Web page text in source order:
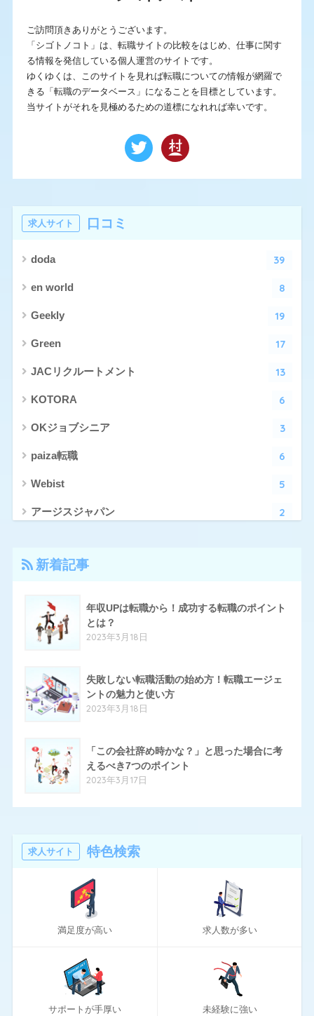
ご訪問頂きありがとうございます。
「シゴトノコト」は、転職サイトの比較をはじめ、仕事に関す
る情報を発信している個人運営のサイトです。
ゆくゆくは、このサイトを見れば転職についての情報が網羅で
きる「転職のデータベース」になることを目標としています。
当サイトがそれを見極めるための道標になれれば幸いです。
求人サイト 口コミ
doda 39
en world 8
Geekly 19
Green 17
JACリクルートメント 13
KOTORA 6
OKジョブシニア 3
paiza転職 6
Webist 5
アージスジャパン 2
エン転職
とらばーゆ
はたらいく 14
ハタラクティブ
ほいく畑
マスメディアン
リアルミーキャリア
リクナビNEXT
リクルートエージェント
リクルートダイレクトスカウト
ロバート・ウォルターズ
新着記事
年収UPは転職から！成功する転職のポイント
とは？
2023年3月18日
失敗しない転職活動の始め方！転職エージェ
ントの魅力と使い方
2023年3月18日
「この会社辞め時かな？」と思った場合に考
えるべき7つのポイント
2023年3月17日
求人サイト 特色検索
満足度が高い 求人数が多い
サポートが手厚い 未経験に強い